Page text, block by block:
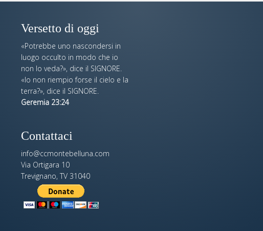
Versetto di oggi
«Potrebbe uno nascondersi in
luogo occulto in modo che io
non lo veda?», dice il SIGNORE.
«Io non riempio forse il cielo e la
terra?», dice il SIGNORE.
Geremia 23:24
Contattaci
info@ccmontebelluna.com
Via Ortigara 10
Trevignano, TV 31040